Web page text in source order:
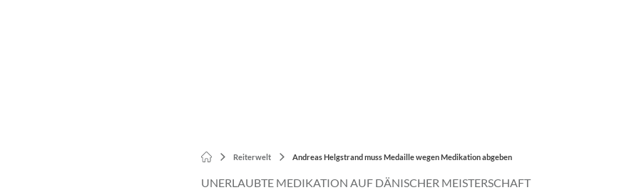
Reiterwelt Andreas Helgstrand muss Medaille wegen Medikation abgeben
UNERLAUBTE MEDIKATION AUF DÄNISCHER MEISTERSCHAFT